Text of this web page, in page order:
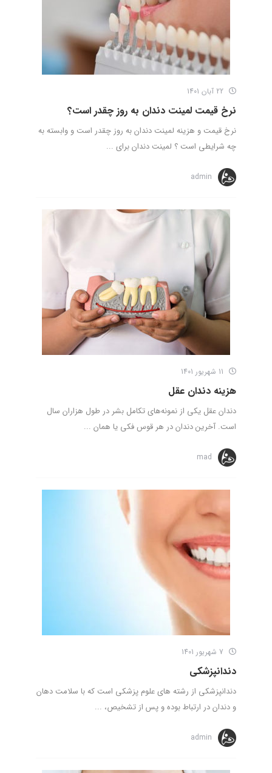
نرخ قیمت لمینت دندان به روز چقدر است؟
نرخ قیمت و هزینه لمینت دندان به روز چقدر است و وابسته به
چه شرایطی است ؟ لمینت دندان برای ...
admin
هزینه دندان عقل
دندان عقل یکی از نمونه‌های تکامل بشر در طول هزاران سال
است. آخرین دندان در هر قوس فکی یا همان ...
mad
دندانپزشکی
دندانپزشکی از رشته های علوم پزشکی است که با سلامت دهان
و دندان در ارتباط بوده و پس از تشخیص، ...
admin